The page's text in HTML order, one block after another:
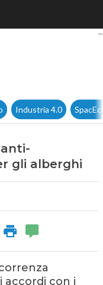
alla norma
Industria 4.0
gli alberghi
accordi con i